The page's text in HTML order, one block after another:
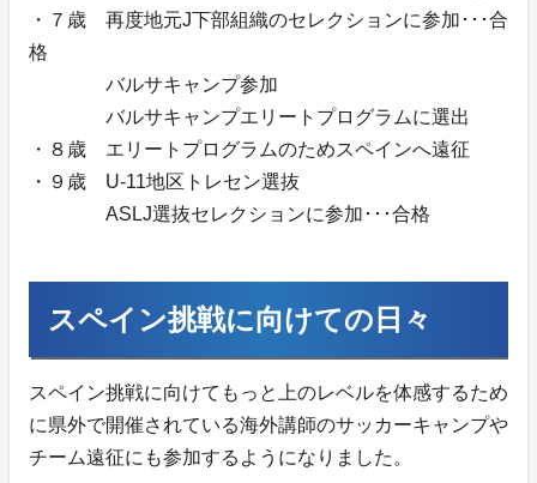
・７歳 再度地元J下部組織のセレクションに参加･･･合
格
バルサキャンプ参加
バルサキャンプエリートプログラムに選出
・８歳 エリートプログラムのためスペインへ遠征
・９歳 U-11地区トレセン選抜
ASLJ選抜セレクションに参加･･･合格
スペイン挑戦に向けての日々
スペイン挑戦に向けてもっと上のレベルを体感するため
に県外で開催されている海外講師のサッカーキャンプや
チーム遠征にも参加するようになりました。